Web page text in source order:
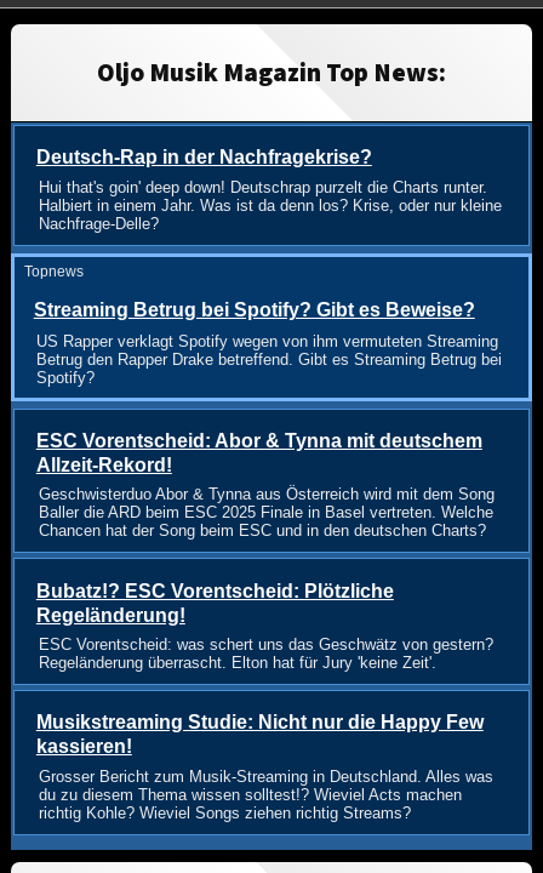
Oljo Musik Magazin Top News:
Deutsch-Rap in der Nachfragekrise?
Hui that's goin' deep down! Deutschrap purzelt die Charts runter.
Halbiert in einem Jahr. Was ist da denn los? Krise, oder nur kleine
Nachfrage-Delle?
Topnews
Streaming Betrug bei Spotify? Gibt es Beweise?
US Rapper verklagt Spotify wegen von ihm vermuteten Streaming
Betrug den Rapper Drake betreffend. Gibt es Streaming Betrug bei
Spotify?
ESC Vorentscheid: Abor & Tynna mit deutschem
Allzeit-Rekord!
Geschwisterduo Abor & Tynna aus Österreich wird mit dem Song
Baller die ARD beim ESC 2025 Finale in Basel vertreten. Welche
Chancen hat der Song beim ESC und in den deutschen Charts?
Bubatz!? ESC Vorentscheid: Plötzliche
Regeländerung!
ESC Vorentscheid: was schert uns das Geschwätz von gestern?
Regeländerung überrascht. Elton hat für Jury 'keine Zeit'.
Musikstreaming Studie: Nicht nur die Happy Few
kassieren!
Grosser Bericht zum Musik-Streaming in Deutschland. Alles was
du zu diesem Thema wissen solltest!? Wieviel Acts machen
richtig Kohle? Wieviel Songs ziehen richtig Streams?